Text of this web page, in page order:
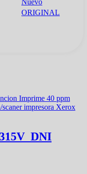
Nuevo
ORIGINAL